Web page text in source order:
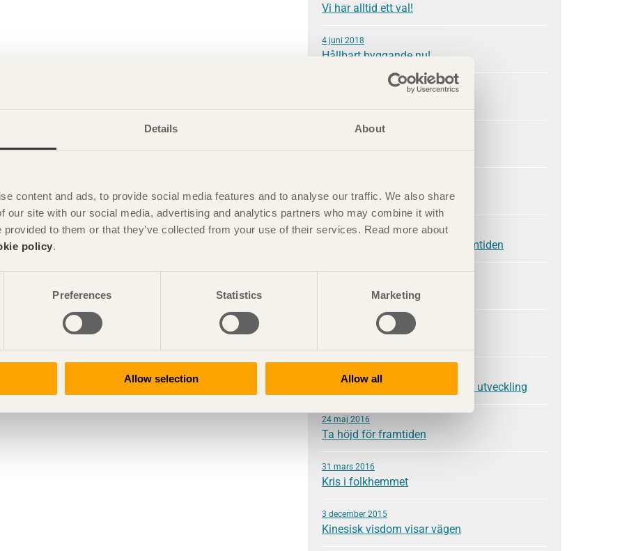
Details About
content and ads, to provide social media features and to analyse our traffic. We also share
our site with our social media, advertising and analytics partners who may combine it with
provided to them or that they’ve collected from your use of their services. Read more about
policy.
Preferences Statistics Marketing
Allow selection Allow all
Vi har alltid ett val!
4 juni 2018
Hållbart byggande nu!
28 november 2017
Globala effekter skapas lokalt
Trä bygger demokrati
31 maj 2017
Dina val i samtiden bygger framtiden
Våga visa mod
28 november 2016
Kunskap är grunden för hållbar utveckling
24 maj 2016
Ta höjd för framtiden
31 mars 2016
Kris i folkhemmet
3 december 2015
Kinesisk visdom visar vägen